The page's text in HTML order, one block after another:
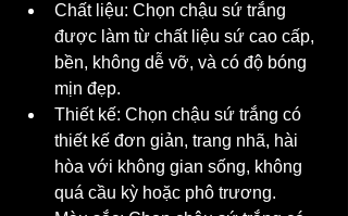
Chất liệu: Chọn chậu sứ trắng
được làm từ chất liệu sứ cao cấp,
bền, không dễ vỡ, và có độ bóng
mịn đẹp.
Thiết kế: Chọn chậu sứ trắng có
thiết kế đơn giản, trang nhã, hài
hòa với không gian sống, không
quá cầu kỳ hoặc phô trương.